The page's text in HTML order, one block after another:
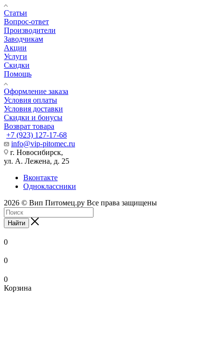
Статьи
Вопрос-ответ
Производители
Заводчикам
Акции
Услуги
Скидки
Помощь
Оформление заказа
Условия оплаты
Условия доставки
Скидки и бонусы
Возврат товара
+7 (923) 127-17-68
info@vip-pitomec.ru
г. Новосибирск,
ул. А. Лежена, д. 25
Вконтакте
Одноклассники
2026 © Вип Питомец.ру Все права защищены
Найти
0
0
0
Корзина